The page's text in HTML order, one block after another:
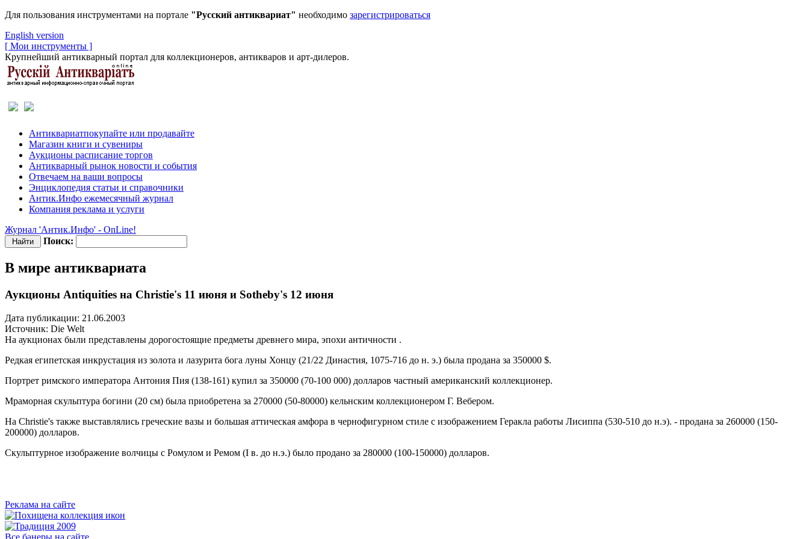
Для пользования инструментами на портале "Русский антиквариат" необходимо зарегистрироваться
English version
[ Мои инструменты ]
Крупнейший антикварный портал для коллекционеров, антикваров и арт-дилеров.
Антиквариатпокупайте или продавайте
Магазин книги и сувениры
Аукционы расписание торгов
Антикварный рынок новости и события
Отвечаем на ваши вопросы
Энциклопедия статьи и справочники
Антик.Инфо ежемесячный журнал
Компания реклама и услуги
Журнал 'Антик.Инфо' - OnLine!
Поиск:
В мире антиквариата
Аукционы Antiquities на Christie's 11 июня и Sotheby's 12 июня
Дата публикации: 21.06.2003
Источник: Die Welt
На аукционах были представлены дорогостоящие предметы древнего мира, эпохи античности .
Редкая египетская инкрустация из золота и лазурита бога луны Хонцу (21/22 Династия, 1075-716 до н. э.) была продана за 350000 $.
Портрет римского императора Антония Пия (138-161) купил за 350000 (70-100 000) долларов частный американский коллекционер.
Мраморная скульптура богини (20 см) была приобретена за 270000 (50-80000) кельнским коллекционером Г. Вебером.
На Christie's также выставлялись греческие вазы и большая аттическая амфора в чернофигурном стиле с изображением Геракла работы Лисиппа (530-510 до н.э). - продана за 260000 (150-
200000) долларов.
Скульптурное изображение волчицы с Ромулом и Ремом (I в. до н.э.) было продано за 280000 (100-150000) долларов.
Реклама на сайте
Все банеры на сайте